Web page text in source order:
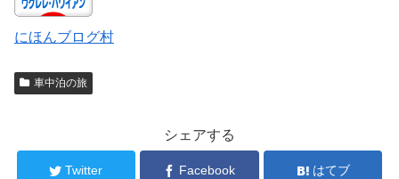
にほんブログ村
車中泊の旅
シェアする
Twitter Facebook はてブ